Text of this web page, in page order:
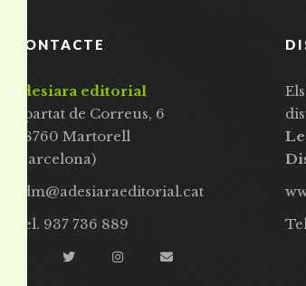
CONTACTE
adesiara editorial
Apartat de Correus, 6
08760 Martorell
(Barcelona)
adm@adesiaraeditorial.cat
Tel. 937 736 889